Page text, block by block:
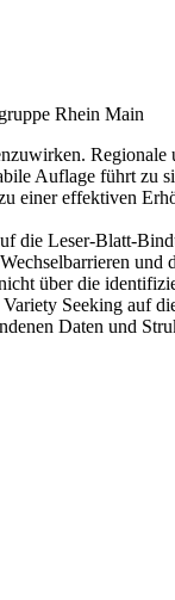
Rhein Main
Auflage führt zu
einer effektiven
die Leser-Blatt-
und
über die
Seeking auf
Daten und